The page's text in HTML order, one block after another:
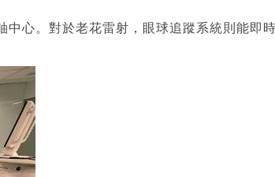
心。對於老花雷射，眼球追蹤系統則能即